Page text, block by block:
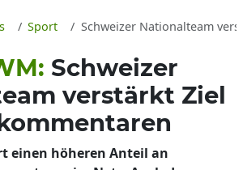
Sport Schweizer Nationalteam
Schweizer
verstärkt Ziel
einen höheren Anteil an